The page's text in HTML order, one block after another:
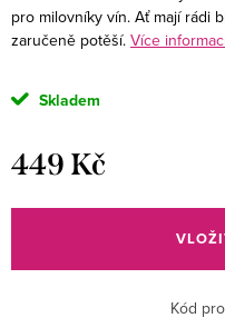
pro milovníky vín. Ať mají rádi
zaručeně potěší. Více
Skladem
449 Kč
cena:
Kód